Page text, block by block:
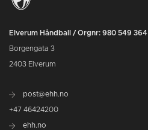
Elverum Håndball / Orgnr: 980 549 364
Borgengata 3
2403 Elverum
post@ehh.no
+47 46424200
ehh.no